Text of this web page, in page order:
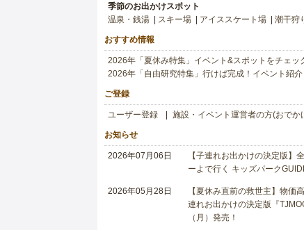
季節のお出かけスポット
温泉・銭湯
スキー場 アイススケート場 潮干狩
おすすめ情報
2026年「夏休み特集」イベント&スポットをチェッ
2026年「自由研究特集」行けば完成！イベント紹介
ご登録
ユーザー登録 施設・イベント運営者の方(おで
お知らせ
2026年07月06日
【子連れお出かけの決定版】
ーよで行く キッズパーク
2026年05月28日
【夏休み直前の救世主】物価
連れお出かけの決定版『
（月）発売！